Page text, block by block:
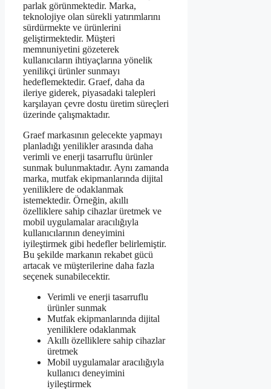
parlak görünmektedir. Marka,
teknolojiye olan sürekli yatırımlarını
sürdürmekte ve ürünlerini
geliştirmektedir. Müşteri
memnuniyetini gözeterek
kullanıcıların ihtiyaçlarına yönelik
yenilikçi ürünler sunmayı
hedeflemektedir. Graef, daha da
ileriye giderek, piyasadaki talepleri
karşılayan çevre dostu üretim süreçleri
üzerinde çalışmaktadır.
Graef markasının gelecekte yapmayı
planladığı yenilikler arasında daha
verimli ve enerji tasarruflu ürünler
sunmak bulunmaktadır. Aynı zamanda
marka, mutfak ekipmanlarında dijital
yeniliklere de odaklanmak
istemektedir. Örneğin, akıllı
özelliklere sahip cihazlar üretmek ve
mobil uygulamalar aracılığıyla
kullanıcılarının deneyimini
iyileştirmek gibi hedefler belirlemiştir.
Bu şekilde markanın rekabet gücü
artacak ve müşterilerine daha fazla
seçenek sunabilecektir.
Verimli ve enerji tasarruflu
ürünler sunmak
Mutfak ekipmanlarında dijital
yeniliklere odaklanmak
Akıllı özelliklere sahip cihazlar
üretmek
Mobil uygulamalar aracılığıyla
kullanıcı deneyimini
iyileştirmek